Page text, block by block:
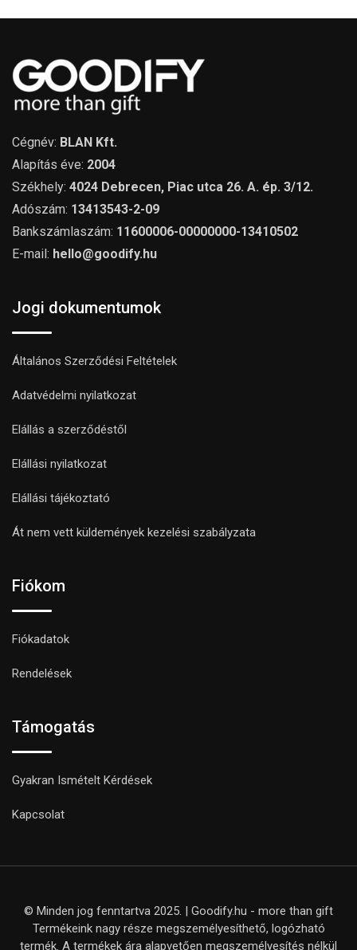
Cégnév: BLAN Kft.
Alapítás éve: 2004
Székhely: 4024 Debrecen, Piac utca 26. A. ép. 3/12.
Adószám: 13413543-2-09
Bankszámlaszám: 11600006-00000000-13410502
E-mail: hello@goodify.hu
Jogi dokumentumok
Általános Szerződési Feltételek
Adatvédelmi nyilatkozat
Elállás a szerződéstől
Elállási nyilatkozat
Elállási tájékoztató
Át nem vett küldemények kezelési szabályzata
Fiókom
Fiókadatok
Rendelések
Támogatás
Gyakran Ismételt Kérdések
Kapcsolat
© Minden jog fenntartva 2025. | Goodify.hu - more than gift
Termékeink nagy része megszemélyesíthető, logózható
termék. A termékek ára alapvetően megszemélyesítés nélkül